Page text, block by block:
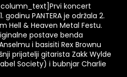
koncert
PANTERA je održala 2.
Hell & Heaven Metal Festu.
postave benda
i basisiti Rex Brownu
prijatelji gitarista Zakk Wylde
Society) i bubnjar Charlie